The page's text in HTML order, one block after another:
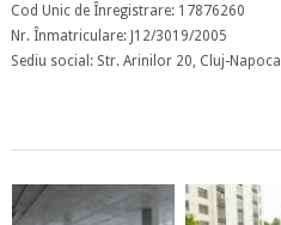
Cod Unic de Înregistrare: 17876260
Nr. Înmatriculare: J12/3019/2005
Sediu social: Str. Arinilor 20, Cluj-Napoca